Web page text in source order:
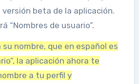
beta de la aplicación.
“Nombres de usuario”.
su nombre, que en español es
la aplicación ahora te
a tu perfil y